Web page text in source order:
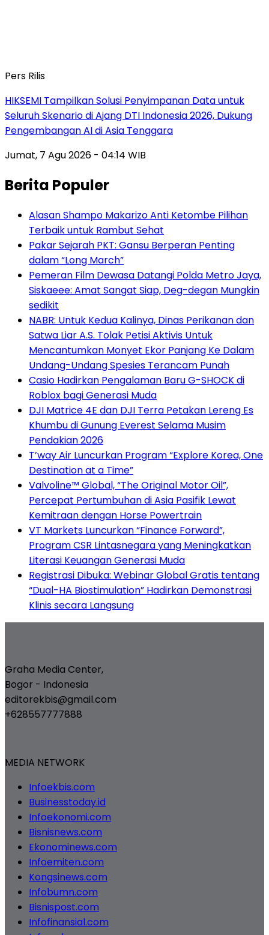
Pers Rilis
HIKSEMI Tampilkan Solusi Penyimpanan Data untuk
Seluruh Skenario di Ajang DTI Indonesia 2026, Dukung
Pengembangan AI di Asia Tenggara
Jumat, 7 Agu 2026 - 04:14 WIB
Berita Populer
Alasan Shampo Makarizo Anti Ketombe Pilihan
Terbaik untuk Rambut Sehat
Pakar Sejarah PKT: Gansu Berperan Penting
dalam “Long March”
Pemeran Film Dewasa Datangi Polda Metro Jaya,
Siskaeee: Amat Sangat Siap, Deg-degan Mungkin
sedikit
NABR: Untuk Kedua Kalinya, Dinas Perikanan dan
Satwa Liar A.S. Tolak Petisi Aktivis Untuk
Mencantumkan Monyet Ekor Panjang Ke Dalam
Undang-Undang Spesies Terancam Punah
Casio Hadirkan Pengalaman Baru G-SHOCK di
Roblox bagi Generasi Muda
DJI Matrice 4E dan DJI Terra Petakan Lereng Es
Khumbu di Gunung Everest Selama Musim
Pendakian 2026
T’way Air Luncurkan Program “Explore Korea, One
Destination at a Time”
Valvoline™ Global, “The Original Motor Oil”,
Percepat Pertumbuhan di Asia Pasifik Lewat
Kemitraan dengan Horse Powertrain
VT Markets Luncurkan “Finance Forward”,
Program CSR Lintasnegara yang Meningkatkan
Literasi Keuangan Generasi Muda
Registrasi Dibuka: Webinar Global Gratis tentang
“Dual-HA Biostimulation” Hadirkan Demonstrasi
Klinis secara Langsung
Graha Media Center,
Bogor - Indonesia
editorekbis@gmail.com
+628557777888
MEDIA NETWORK
Infoekbis.com
Businesstoday.id
Infoekonomi.com
Bisnisnews.com
Ekonominews.com
Infoemiten.com
Kongsinews.com
Infobumn.com
Bisnispost.com
Infofinansial.com